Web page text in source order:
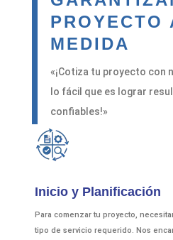
PROYECTO
MEDIDA
«¡Cotiza tu proyecto con
lo fácil que es lograr
confiables!»
Inicio y Planificación
Para comenzar tu proyecto,
tipo de servicio requerido. Nos